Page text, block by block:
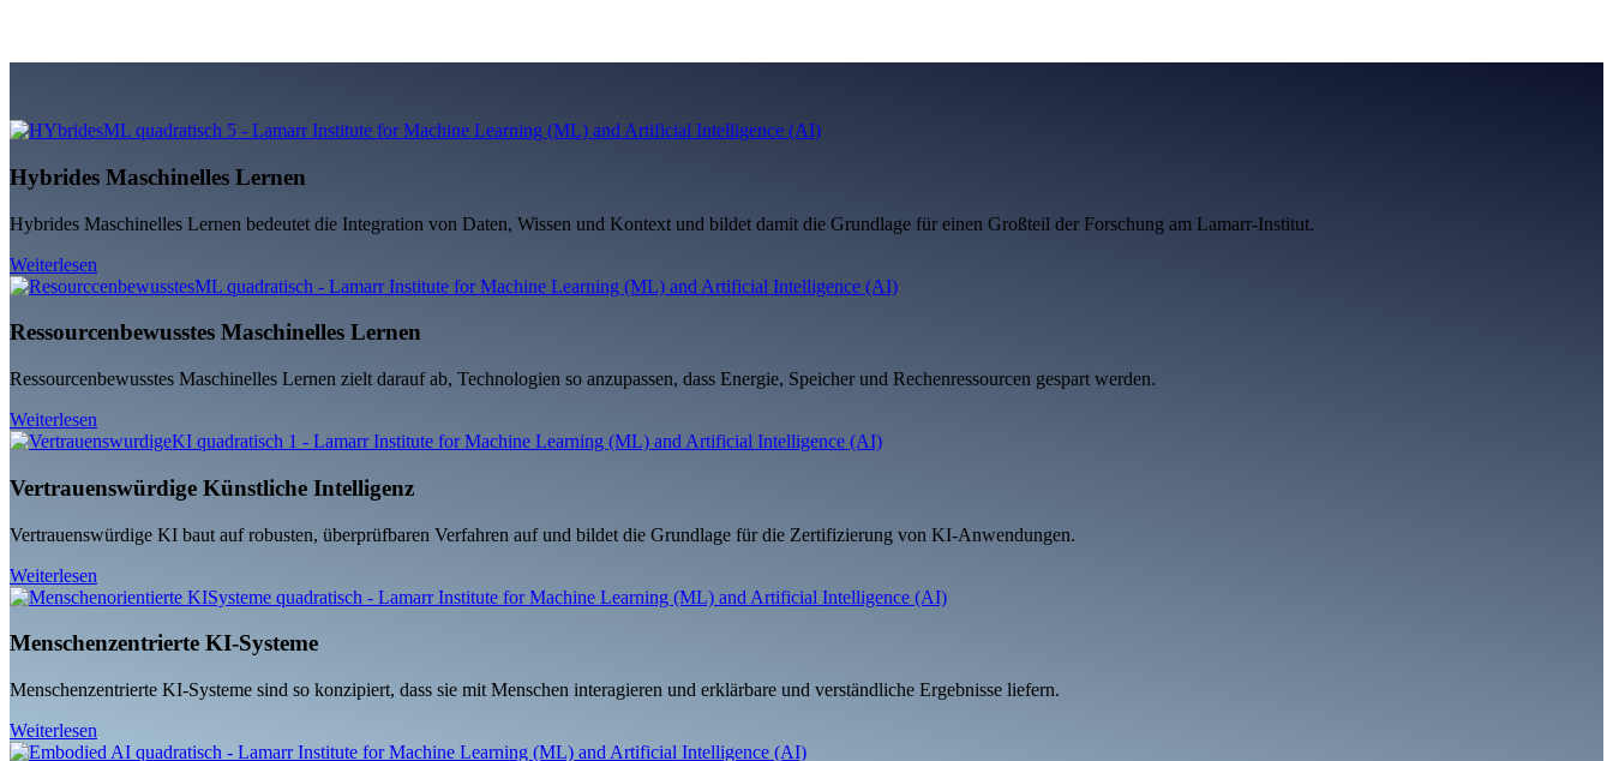
Hybrides Maschinelles Lernen
Hybrides Maschinelles Lernen bedeutet die Integration von Daten, Wissen und Kontext und bildet damit die Grundlage für einen Großteil der Forschung am Lamarr-Institut.
Weiterlesen
Ressourcenbewusstes Maschinelles Lernen
Ressourcenbewusstes Maschinelles Lernen zielt darauf ab, Technologien so anzupassen, dass Energie, Speicher und Rechenressourcen gespart werden.
Weiterlesen
Vertrauenswürdige Künstliche Intelligenz
Vertrauenswürdige KI baut auf robusten, überprüfbaren Verfahren auf und bildet die Grundlage für die Zertifizierung von KI-Anwendungen.
Weiterlesen
Menschenzentrierte KI-Systeme
Menschenzentrierte KI-Systeme sind so konzipiert, dass sie mit Menschen interagieren und erklärbare und verständliche Ergebnisse liefern.
Weiterlesen